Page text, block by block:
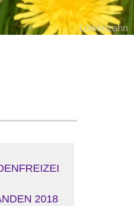
Löwenzahn
2018